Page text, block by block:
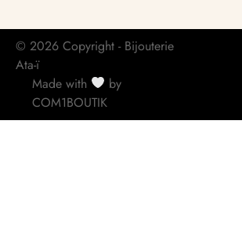
© 2026 Copyright - Bijouterie
Ata-ï
Made with
by
COM1BOUTIK